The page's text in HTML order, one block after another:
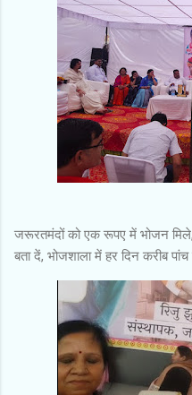
जरूरतमंदों को एक रूपए में भोजन
बता दें, भोजशाला में हर दिन करीब